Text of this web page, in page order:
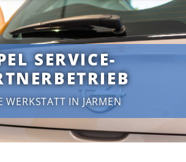
SERVICE-
WERKSTATT IN JARMEN